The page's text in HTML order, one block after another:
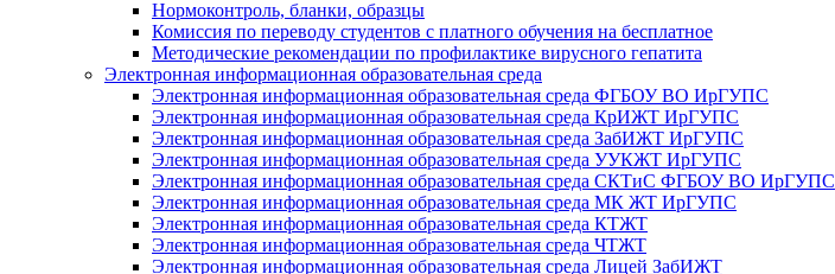
Нормоконтроль, бланки, образцы
Комиссия по переводу студентов с платного обучения на бесплатное
Методические рекомендации по профилактике вирусного гепатита
Электронная информационная образовательная среда
Электронная информационная образовательная среда ФГБОУ ВО ИрГУПС
Электронная информационная образовательная среда КрИЖТ ИрГУПС
Электронная информационная образовательная среда ЗабИЖТ ИрГУПС
Электронная информационная образовательная среда УУКЖТ ИрГУПС
Электронная информационная образовательная среда СКТиС ФГБОУ ВО ИрГУПС
Электронная информационная образовательная среда МК ЖТ ИрГУПС
Электронная информационная образовательная среда КТЖТ
Электронная информационная образовательная среда ЧТЖТ
Электронная информационная образовательная среда Лицей ЗабИЖТ